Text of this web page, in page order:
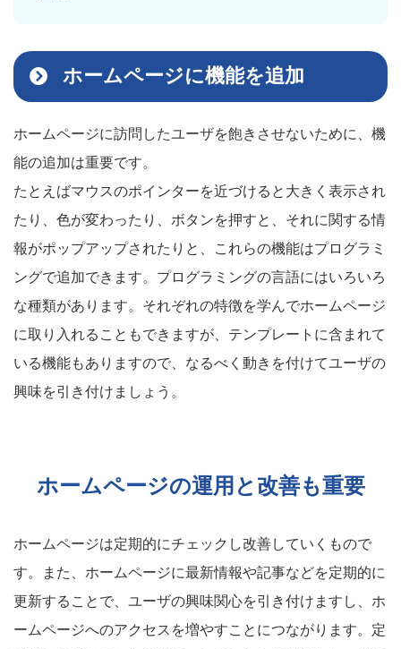
ホームページに機能を追加
ホームページに訪問したユーザを飽きさせないために、機
能の追加は重要です。
たとえばマウスのポインターを近づけると大きく表示され
たり、色が変わったり、ボタンを押すと、それに関する情
報がポップアップされたりと、これらの機能はプログラミ
ングで追加できます。プログラミングの言語にはいろいろ
な種類があります。それぞれの特徴を学んでホームページ
に取り入れることもできますが、テンプレートに含まれて
いる機能もありますので、なるべく動きを付けてユーザの
興味を引き付けましょう。
ホームページの運用と改善も重要
ホームページは定期的にチェックし改善していくもので
す。また、ホームページに最新情報や記事などを定期的に
更新することで、ユーザの興味関心を引き付けますし、ホ
ームページへのアクセスを増やすことにつながります。定